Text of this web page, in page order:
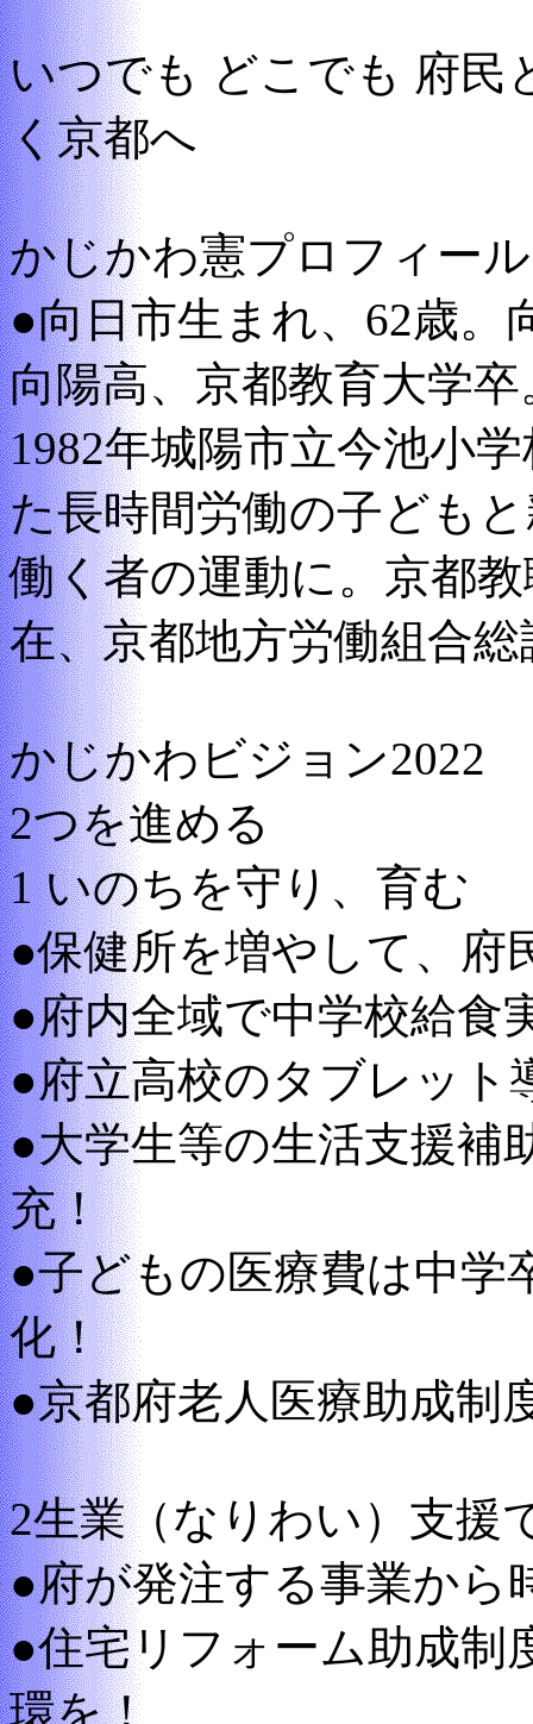
いつでも どこでも 府
く京都へ
かじかわ憲プロフィール
●向日市生まれ、62歳。
向陽高、京都教育大学卒
1982年城陽市立今池小
た長時間労働の子ども
働く者の運動に。京都
在、京都地方労働組合
かじかわビジョン2022
2つを進める
1 いのちを守り、育む
●保健所を増やして、府
●府内全域で中学校給食
●府立高校のタブレット
●大学生等の生活支援補
充！
●子どもの医療費は中学
化！
●京都府老人医療助成制
2生業（なりわい）支援
●府が発注する事業から
●住宅リフォーム助成制
環を！